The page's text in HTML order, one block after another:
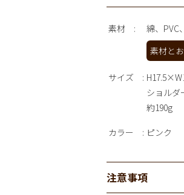
素材
綿、PVC
素材と
サイズ
ショルダ
約190g
カラー ピンク
注意事項